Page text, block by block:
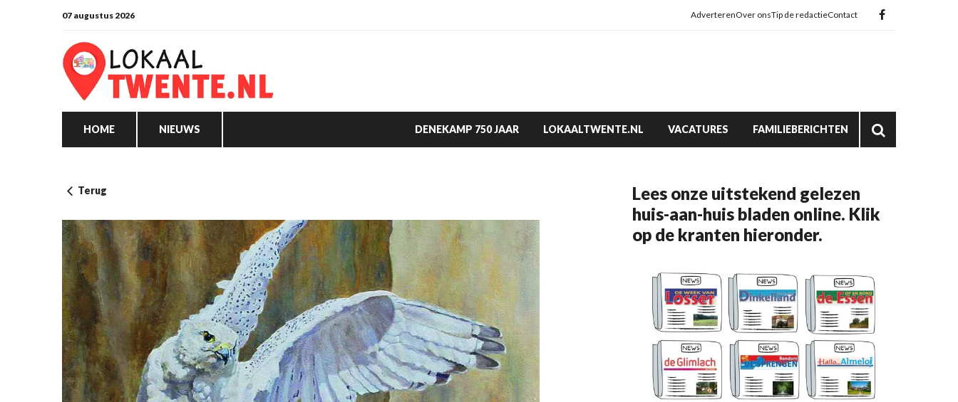
07 augustus 2026 AdverterenOver onsTip de redactieContact
HOME NIEUWS DENEKAMP 750 JAAR LOKAALTWENTE.NL VACATURES FAMILIEBERICHTEN
Terug
Lees onze uitstekend gelezen
huis-aan-huis bladen online. Klik
op de kranten hieronder.